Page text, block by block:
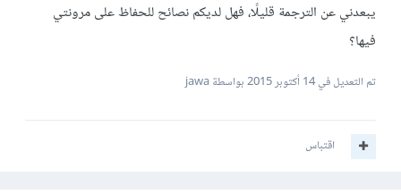
يبعدني عن الترجمة قليلًا، فهل لديكم نصائح للحفاظ على مرونتي
فيها؟
تم التعديل في14 أكتوبر 2015 بواسطة jawa
اقتباس